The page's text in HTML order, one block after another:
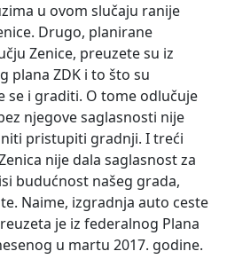
u ovom slučaju ranije
Drugo, planirane
Zenice, preuzete su iz
plana ZDK i to što su
se i graditi. O tome odlučuje
njegove saglasnosti nije
pristupiti gradnji. I treći
nije dala saglasnost za
budućnost našeg grada,
Naime, izgradnja auto ceste
je iz federalnog Plana
u martu 2017. godine.